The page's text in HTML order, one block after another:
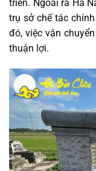
triển. Ngoài ra Hà
trụ sở chế tác
đó, việc vận
thuận lợi.